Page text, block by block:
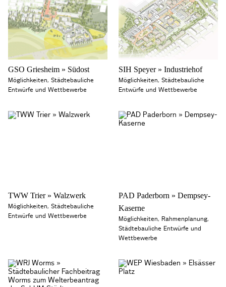
GSO Griesheim » Südost
Möglichkeiten, Städtebauliche
Entwürfe und Wettbewerbe
SIH Speyer » Industriehof
Möglichkeiten, Städtebauliche
Entwürfe und Wettbewerbe
TWW Trier » Walzwerk
Möglichkeiten, Städtebauliche
Entwürfe und Wettbewerbe
PAD Paderborn » Dempsey-
Kaserne
Möglichkeiten, Rahmenplanung,
Städtebauliche Entwürfe und
Wettbewerbe